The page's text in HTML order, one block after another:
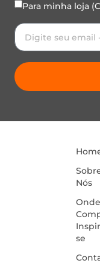
Para minha loja
Nós
Onde
se